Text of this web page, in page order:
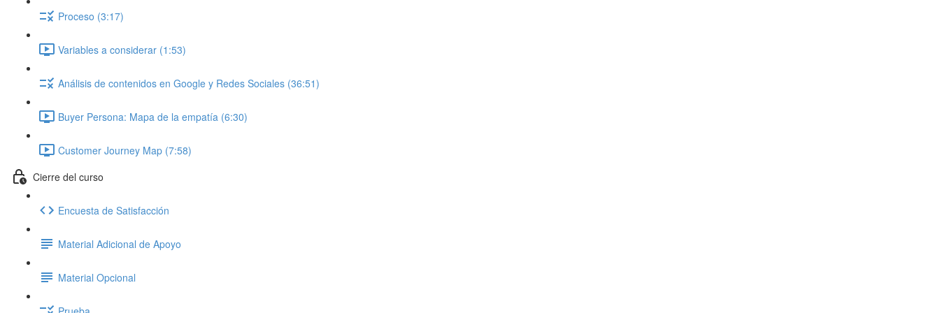
Proceso (3:17)
Variables a considerar (1:53)
Análisis de contenidos en Google y Redes Sociales (36:51)
Buyer Persona: Mapa de la empatía (6:30)
Customer Journey Map (7:58)
Cierre del curso
Encuesta de Satisfacción
Material Adicional de Apoyo
Material Opcional